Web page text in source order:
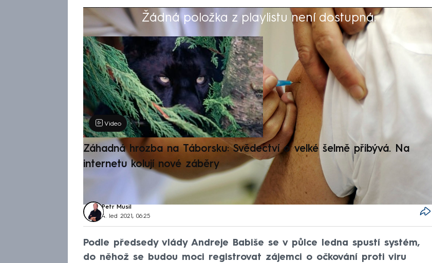
Žádná položka z playlistu není dostupná.
Výběr redakce
Video
Záhadná hrozba na Táborsku: Svědectví o velké šelmě přibývá. Na
internetu kolují nové záběry
Petr Musil
4. led 2021, 06:25
Podle předsedy vlády Andreje Babiše se v půlce ledna spustí systém,
do něhož se budou moci registrovat zájemci o očkování proti viru